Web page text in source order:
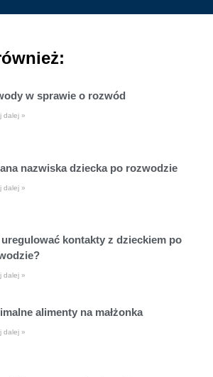
w sprawie o rozwód
dalej »
nazwiska dziecka po rozwodzie
dalej »
kontakty z dzieckiem po
dalej »
alimenty na małżonka
dalej »